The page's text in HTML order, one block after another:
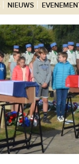
NIEUWS